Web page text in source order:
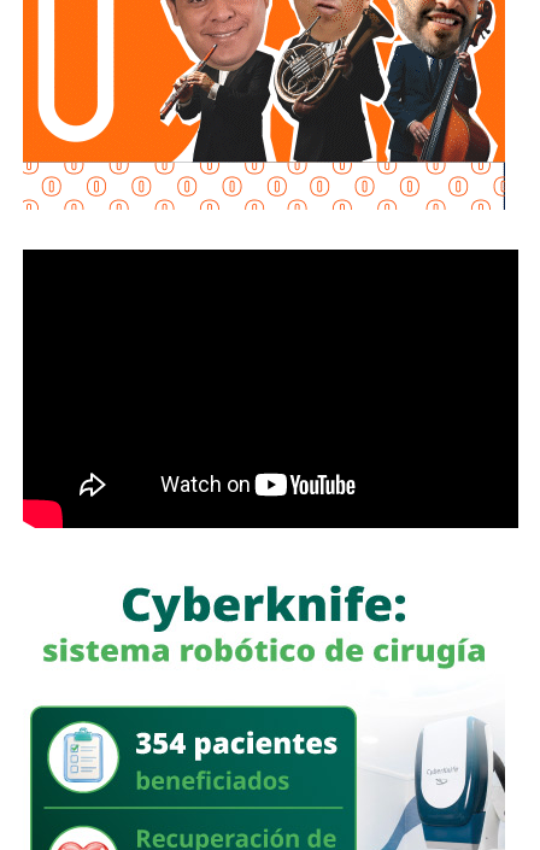
Martínez Acosta señaló quela dependencia mantiene
disposición para que Uber complete el procedimiento
y pueda operar conforme a la ley, por lo que descartó que
exista una postura de persecución hacia la empresa.
“No es un tema de persecución ni de cacería. Al contrario,
buscamos que ellos mismos nos ayuden a que la
a quienes se les ha explicado el proceso de
regularización.
deja a los propios conductores en una situación de
vulnerabilidad,al no contar con las condiciones legales
previstas por la normativa estatal.
“Es la empresa la que no cumple con lo que las leyes